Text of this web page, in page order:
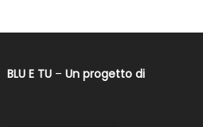
BLU E TU– Un progetto di